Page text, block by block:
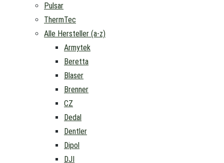
Pulsar
ThermTec
Alle Hersteller (a-z)
Armytek
Beretta
Blaser
Brenner
CZ
Dedal
Dentler
Dipol
DJI